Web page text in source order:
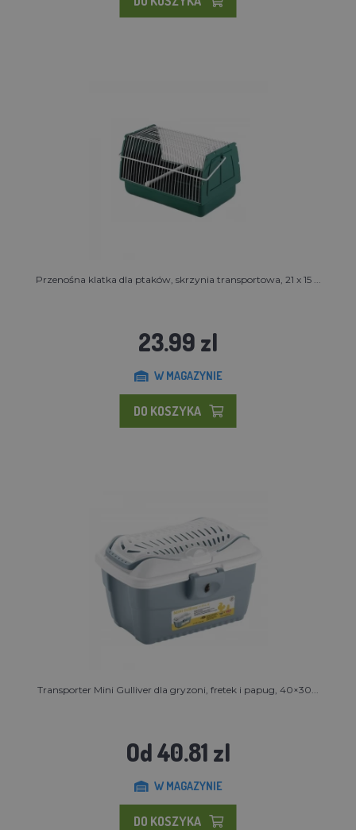
Przenośna klatka dla ptaków, skrzynia transportowa, 21 x 15 ...
23.99 zl
W MAGAZYNIE
DO KOSZYKA
Transporter Mini Gulliver dla gryzoni, fretek i papug, 40×30...
Od 40.81 zl
W MAGAZYNIE
DO KOSZYKA